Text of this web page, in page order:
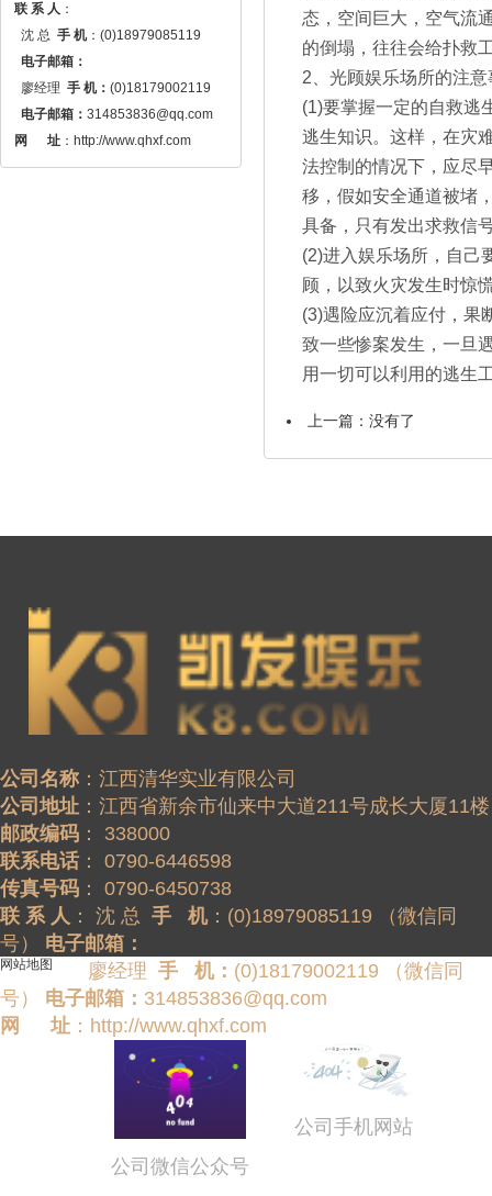
联 系 人 ：
  沈 总
手 机：(0)18979085119
电子邮箱：
  廖经理
手 机： (0)18179002119
电子邮箱： 314853836@qq.com
网 　 址 ：http://www.qhxf.com
态，空间巨大，空气流
的倒塌，往往会给扑救
2、光顾娱乐场所的注意
(1)要掌握一定的自救逃
逃生知识。这样，在灾
法控制的情况下，应尽
移，假如安全通道被堵
具备，只有发出求救信
(2)进入娱乐场所，自己
顾，以致火灾发生时惊
(3)遇险应沉着应付，果
致一些惨案发生，一旦
用一切可以利用的逃生
上一篇：没有了
公司名称
公司地址
邮政编码
联系电话
传真号码
联 系 人 ： 沈 总 手   机：(0)18979085119 （微信同
号） 电子邮箱：
廖经理 手   机： (0)18179002119 （微信同
号） 电子邮箱： 314853836@qq.com
网 　 址 ：http://www.qhxf.com
公司微信公众号
公司手机网站
网站地图